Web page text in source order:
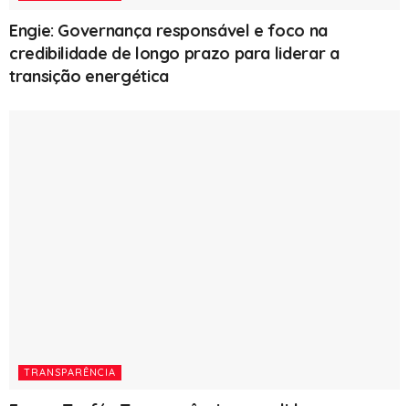
Engie: Governança responsável e foco na
credibilidade de longo prazo para liderar a
transição energética
TRANSPARÊNCIA